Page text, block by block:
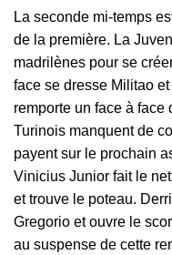
La seconde mi-temps
de la première. La
madrilènes pour se
face se dresse Militao
remporte un face à
Turinois manquent de
payent sur le prochain
Vinicius Junior fait le
et trouve le poteau.
Gregorio et ouvre le
au suspense de cette